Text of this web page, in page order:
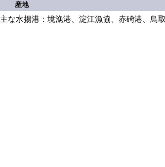
産地
主な水揚港：境漁港、淀江漁協、赤碕港、鳥